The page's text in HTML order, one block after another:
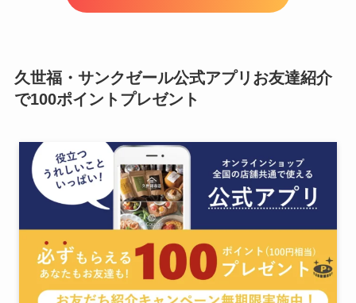
久世福・サンクゼール公式アプリ お友達紹介
で100ポイントプレゼント